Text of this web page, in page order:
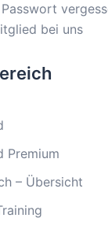
bei uns
Premium
– Übersicht